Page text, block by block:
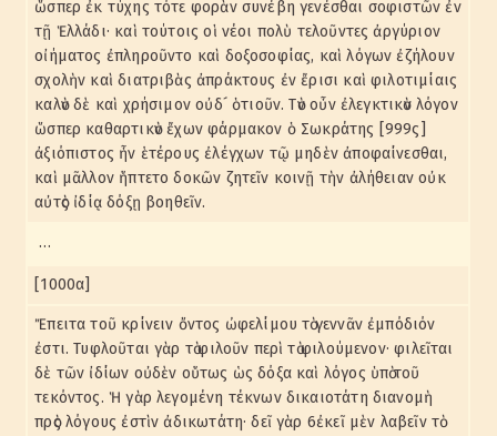
ὥσπερ ἐκ τύχης τότε φορὰν συνέβη γενέσθαι σοφιστῶν ἐν
τῇ Ἑλλάδι· καὶ τούτοις οἱ νέοι πολὺ τελοῦντες ἀργύριον
οἰήματος ἐπληροῦντο καὶ δοξοσοφίας, καὶ λόγων ἐζήλουν
σχολὴν καὶ διατριβὰς ἀπράκτους ἐν ἔρισι καὶ φιλοτιμίαις
καλὸν δὲ καὶ χρήσιμον οὐδ´ ὁτιοῦν. Τὸν οὖν ἐλεγκτικὸν λόγον
ὥσπερ καθαρτικὸν ἔχων φάρμακον ὁ Σωκράτης [999ς]
ἀξιόπιστος ἦν ἑτέρους ἐλέγχων τῷ μηδὲν ἀποφαίνεσθαι,
καὶ μᾶλλον ἥπτετο δοκῶν ζητεῖν κοινῇ τὴν ἀλήθειαν οὐκ
αὐτὸς ἰδίᾳ δόξῃ βοηθεῖν.
…
[1000α]
Ἔπειτα τοῦ κρίνειν ὄντος ὠφελίμου τὸ γεννᾶν ἐμπόδιόν
ἐστι. Τυφλοῦται γὰρ τὸ φιλοῦν περὶ τὸ φιλούμενον· φιλεῖται
δὲ τῶν ἰδίων οὐδὲν οὕτως ὡς δόξα καὶ λόγος ὑπὸ τοῦ
τεκόντος. Ἡ γὰρ λεγομένη τέκνων δικαιοτάτη διανομὴ
πρὸς λόγους ἐστὶν ἀδικωτάτη· δεῖ γὰρ 6ἐκεῖ μὲν λαβεῖν τὸ